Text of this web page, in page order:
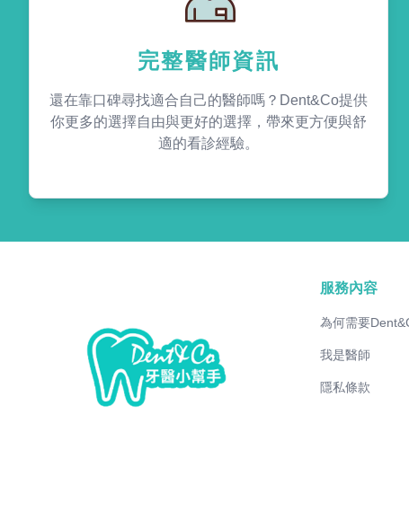
完整醫師資訊
還在靠口碑尋找適合自己的醫師嗎？Dent&Co提供
你更多的選擇自由與更好的選擇，帶來更方便與舒
適的看診經驗。
服務內容
為何需要
我是醫師
隱私條款